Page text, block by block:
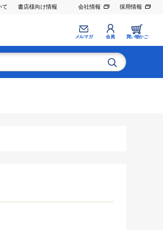
て 書店様向け情報 会社情報 採用情報
メルマガ 会員 買い物かご